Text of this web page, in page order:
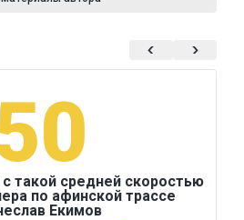
такой средней скоростью
по афинской трассе
Екимов